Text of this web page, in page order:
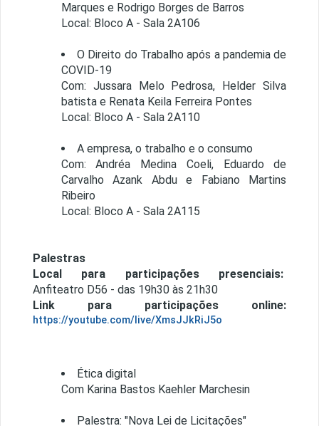
Marques e Rodrigo Borges de Barros
Local: Bloco A - Sala 2A106
O Direito do Trabalho após a pandemia de
COVID-19
Com: Jussara Melo Pedrosa, Helder Silva
batista e Renata Keila Ferreira Pontes
Local: Bloco A - Sala 2A110
A empresa, o trabalho e o consumo
Com: Andréa Medina Coeli, Eduardo de
Carvalho Azank Abdu e Fabiano Martins
Ribeiro
Local: Bloco A - Sala 2A115
Palestras
Local para participações presenciais:
Anfiteatro D56 - das 19h30 às 21h30
Link para participações online:
https://youtube.com/live/XmsJJkRiJ5o
Ética digital
Com Karina Bastos Kaehler Marchesin
Palestra: "Nova Lei de Licitações"